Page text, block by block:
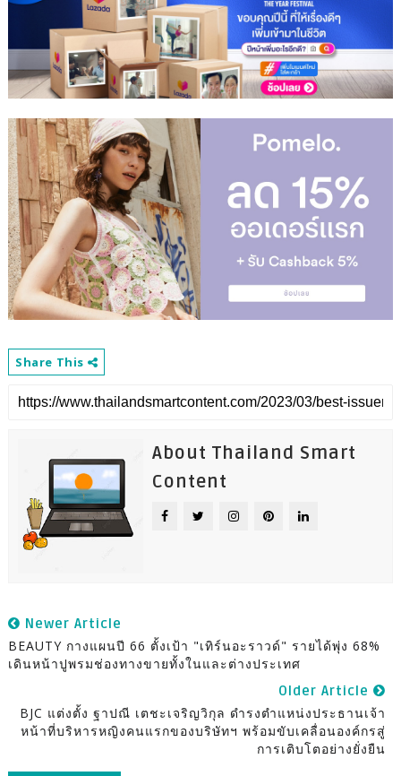
Share This
About Thailand Smart
Content
Newer Article
BEAUTY กางแผนปี 66 ตั้งเป้า "เทิร์นอะราวด์" รายได้พุ่ง 68%
เดินหน้าปูพรมช่องทางขายทั้งในและต่างประเทศ
Older Article
BJC แต่งตั้ง ฐาปณี เตชะเจริญวิกุล ดำรงตำแหน่งประธานเจ้า
หน้าที่บริหารหญิงคนแรกของบริษัทฯ พร้อมขับเคลื่อนองค์กรสู่
การเติบโตอย่างยั่งยืน